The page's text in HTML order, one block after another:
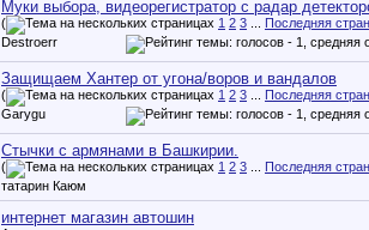
Муки выбора, видеорегистратор с радар
( 1 2 3
Последняя
Destroerr
Защищаем Хантер от угона/воров и вандалов
( 1 2 3
Последняя
Garygu
Стычки с армянами в Башкирии.
( 1 2 3
Последняя
татарин Каюм
интернет магазин автошин